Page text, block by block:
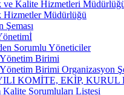
ve Kalite Hizmetleri
Hizmetler Müdürlüğü
Şeması
Sorumlu Yöneticiler
Birimi
Birimi Organizasyon
KOMİTE, EKİP, KURUL
Sorumluları Listesi